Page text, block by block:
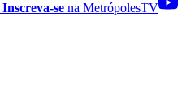
Inscreva-se na MetrópolesTV